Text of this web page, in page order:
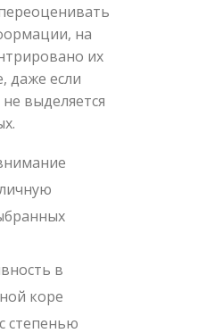
на
их
даже если
выделяется
в
коре
степенью